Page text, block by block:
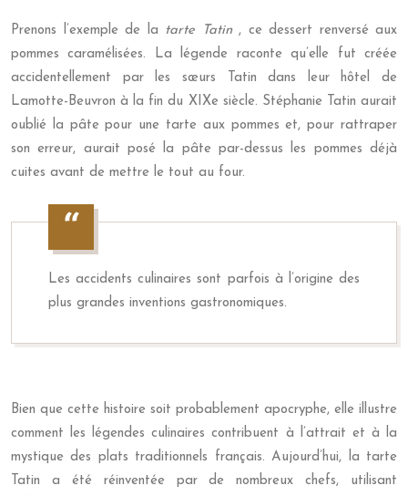
Prenons l’exemple de la tarte Tatin , ce dessert renversé aux
pommes caramélisées. La légende raconte qu’elle fut créée
accidentellement par les sœurs Tatin dans leur hôtel de
Lamotte-Beuvron à la fin du XIXe siècle. Stéphanie Tatin aurait
oublié la pâte pour une tarte aux pommes et, pour rattraper
son erreur, aurait posé la pâte par-dessus les pommes déjà
cuites avant de mettre le tout au four.
Les accidents culinaires sont parfois à l’origine des
plus grandes inventions gastronomiques.
Bien que cette histoire soit probablement apocryphe, elle illustre
comment les légendes culinaires contribuent à l’attrait et à la
mystique des plats traditionnels français. Aujourd’hui, la tarte
Tatin a été réinventée par de nombreux chefs, utilisant